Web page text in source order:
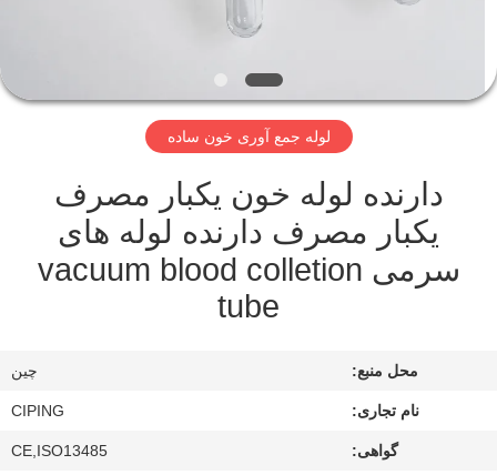
تماس
بگیرید
لوله جمع آوری خون ساده
دارنده لوله خون یکبار مصرف
یکبار مصرف دارنده لوله های
سرمی vacuum blood colletion
tube
محل منبع: چین
نام تجاری: CIPING
گواهی: CE,ISO13485